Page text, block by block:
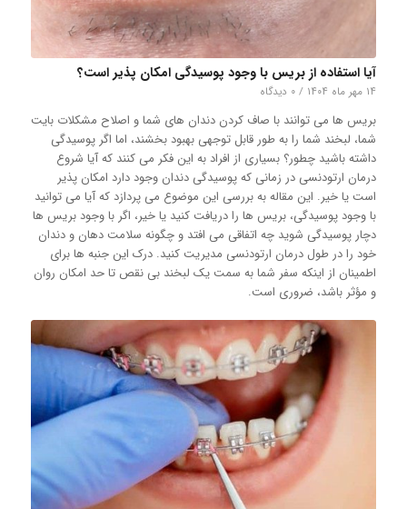
آیا استفاده از بریس با وجود پوسیدگی امکان پذیر است؟
۱۴ مهر ماه ۱۴۰۴ / ۰ دیدگاه
بریس ها می توانند با صاف کردن دندان های شما و اصلاح مشکلات بایت
شما، لبخند شما را به طور قابل توجهی بهبود بخشند، اما اگر پوسیدگی
داشته باشید چطور؟ بسیاری از افراد به این فکر می کنند که آیا شروع
درمان ارتودنسی در زمانی که پوسیدگی دندان وجود دارد امکان پذیر
است یا خیر. این مقاله به بررسی این موضوع می پردازد که آیا می توانید
با وجود پوسیدگی، بریس ها را دریافت کنید یا خیر، اگر با وجود بریس ها
دچار پوسیدگی شوید چه اتفاقی می افتد و چگونه سلامت دهان و دندان
خود را در طول درمان ارتودنسی مدیریت کنید. درک این جنبه ها برای
اطمینان از اینکه سفر شما به سمت یک لبخند بی نقص تا حد امکان روان
و مؤثر باشد، ضروری است.